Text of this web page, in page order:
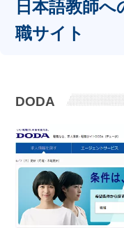
日本語教師
職サイト
DODA